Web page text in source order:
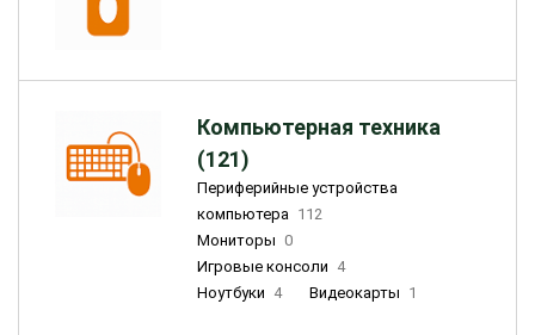
Компьютерная техника
(121)
Периферийные устройства
компьютера 112
Мониторы 0
Игровые консоли 4
Ноутбуки 4 Видеокарты 1